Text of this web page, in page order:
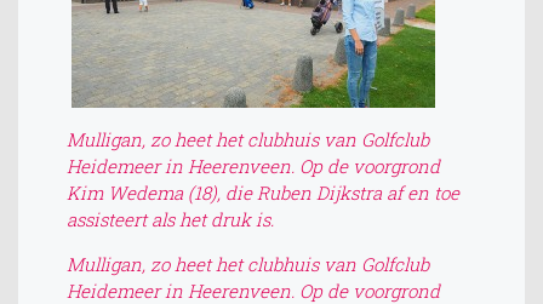
Mulligan, zo heet het clubhuis van Golfclub
Heidemeer in Heerenveen. Op de voorgrond
Kim Wedema (18), die Ruben Dijkstra af en toe
assisteert als het druk is.
Mulligan, zo heet het clubhuis van Golfclub
Heidemeer in Heerenveen. Op de voorgrond